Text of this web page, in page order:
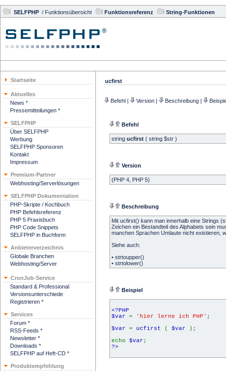
SELFPHP / Funktionsübersicht Funktionsreferenz String-Funktionen
Startseite
Aktuelles
News *
Pressemitteilungen *
SELFPHP
Über SELFPHP
Werbung
SELFPHP Sponsoren
Kontakt
Impressum
Premium-Partner
Webhosting/Serverlösungen
SELFPHP Dokumentation
PHP-Skripte / Kochbuch
PHP Befehlsreferenz
PHP 5 Praxisbuch
PHP Code Snippets
SELFPHP in Buchform
Anbieterverzeichnis
Globale Branchen
Webhosting/Server
CronJob-Service
Standard & Professional
Versionsunterschiede
Registrieren *
Services
Forum *
RSS-Feeds *
Newsletter *
Downloads *
SELFPHP auf Heft-CD *
Produktempfehlung
ucfirst
Befehl | Version | Beschreibung |
Befehl
string ucfirst ( string $str )
Version
(PHP 4, PHP 5)
Beschreibung
Mit ucfirst() kann man innerhalb eine Strings
Zeichen ein Bestandteil des Alphabets sein
manchen Sprachen Umlaute nicht existieren,
Siehe auch:
• strtoupper()
• strtolower()
Beispiel
<?PHP
$var = 'hier lerne ich PHP' ;
$var = ucfirst ( $var
);
echo $var ;
?>